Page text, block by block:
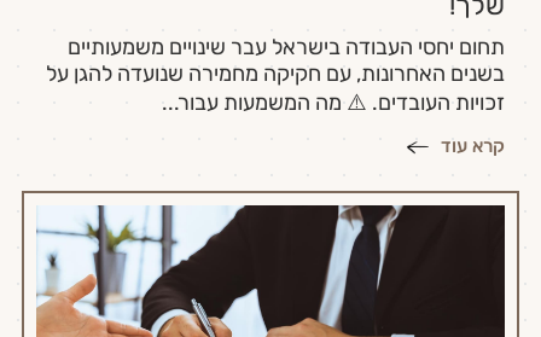
תחום יחסי העבודה בישראל עבר שינויים משמעותיים
בשנים האחרונות, עם חקיקה מחמירה שנועדה להגן על
זכויות העובדים. ⚠️ מה המשמעות עבור...
קרא עוד